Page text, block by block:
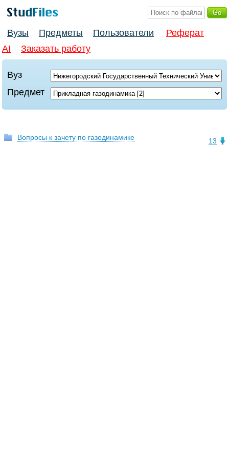
Вузы Предметы Пользователи
Реферат
AI
Заказать работу
Вуз
Предмет
13
Вопросы к зачету по газодинамике